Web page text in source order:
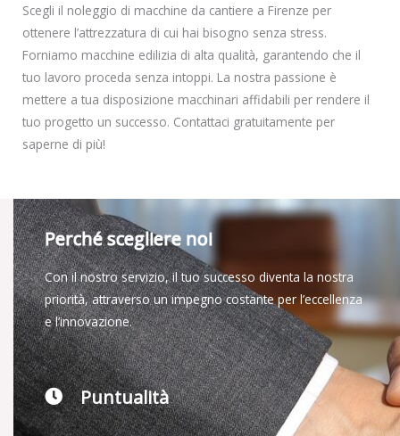
Scegli il noleggio di macchine da cantiere a Firenze per
ottenere l’attrezzatura di cui hai bisogno senza stress.
Forniamo macchine edilizia di alta qualità, garantendo che il
tuo lavoro proceda senza intoppi. La nostra passione è
mettere a tua disposizione macchinari affidabili per rendere il
tuo progetto un successo. Contattaci gratuitamente per
saperne di più!
Perché scegliere noi
Con il nostro servizio, il tuo successo diventa la nostra
priorità, attraverso un impegno costante per l’eccellenza
e l’innovazione.
Puntualità